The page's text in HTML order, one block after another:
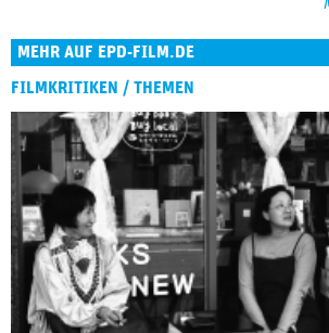
MEHR AUF EPD-FILM.DE
FILMKRITIKEN / THEMEN